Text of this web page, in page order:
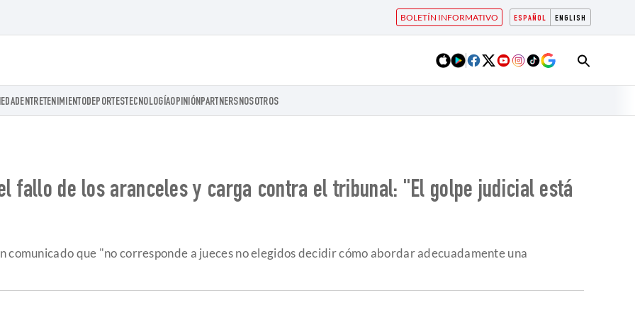
ESPAÑOL ENGLISH
BOLETÍN INFORMATIVO
ENTRETENIMIENTODEPORTESTECNOLOGÍAOPINIÓNPARTNERSNOSOTROS
fallo de los aranceles y carga contra el tribunal: "El golpe judicial está
comunicado que "no corresponde a jueces no elegidos decidir cómo abordar adecuadamente una